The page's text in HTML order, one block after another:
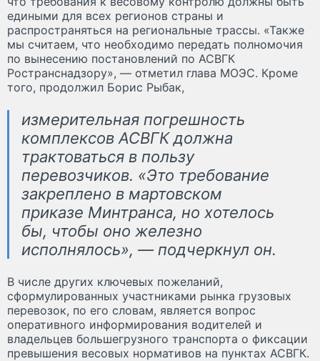
едиными для всех регионов страны и
распространяться на региональные трассы. «Также
мы считаем, что необходимо передать полномочия
по вынесению постановлений по АСВГК
Ространснадзору», — отметил глава МОЭС. Кроме
того, продолжил Борис Рыбак,
измерительная погрешность
комплексов АСВГК должна
трактоваться в пользу
перевозчиков. «Это требование
закреплено в мартовском
приказе Минтранса, но хотелось
бы, чтобы оно железно
исполнялось», — подчеркнул он.
В числе других ключевых пожеланий,
сформулированных участниками рынка грузовых
перевозок, по его словам, является вопрос
оперативного информирования водителей и
владельцев большегрузного транспорта о фиксации
превышения весовых нормативов на пунктах АСВГК.